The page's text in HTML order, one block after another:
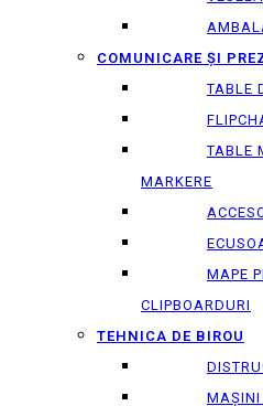
COMUNICARE ȘI
TABLE
TABLE
MARKERE
MAPE
CLIPBOARDURI
TEHNICA DE BIROU
MAȘINI